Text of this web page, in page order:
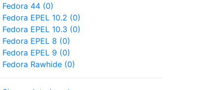
Fedora 44 (0)
Fedora EPEL 10.2 (0)
Fedora EPEL 10.3 (0)
Fedora EPEL 8 (0)
Fedora EPEL 9 (0)
Fedora Rawhide (0)